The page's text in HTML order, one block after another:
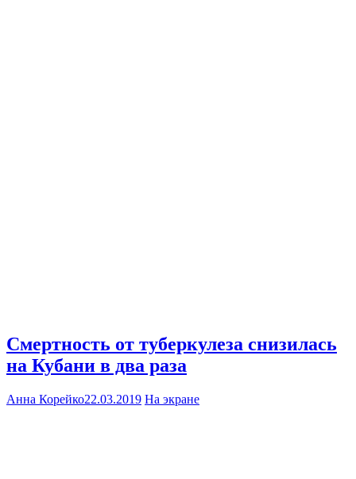
Смертность от туберкулеза снизилась
на Кубани в два раза
Анна Корейко22.03.2019 На экране